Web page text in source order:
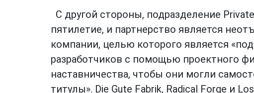
С другой стороны, подразделение
пятилетие, и партнерство является
компании, целью которого является
разработчиков с помощью проектного
наставничества, чтобы они могли
титулы». Die Gute Fabrik, Radical Forge и